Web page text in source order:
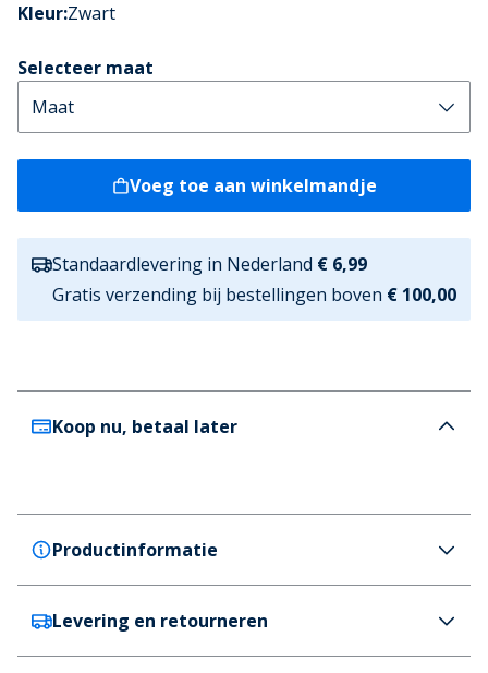
Kleur:Zwart
Selecteer maat
Voeg toe aan winkelmandje
Standaardlevering in Nederland € 6,99
Gratis verzending bij bestellingen boven € 100,00
Koop nu, betaal later
Productinformatie
Bench
Bench Jongens Pufferjas Lange Lengte Zwart
Levering en retourneren